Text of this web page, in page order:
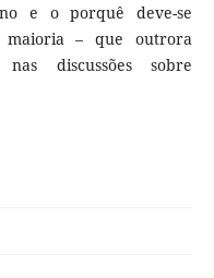
e o porquê deve-se
– que outrora
discussões sobre